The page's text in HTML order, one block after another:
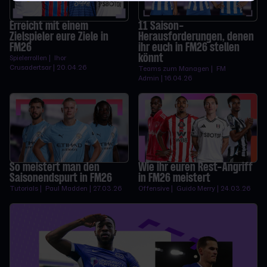
Erreicht mit einem
Zielspieler eure Ziele in
FM26
Spielerrollen | Ihor
Crusadertsar | 20.04.26
11 Saison-
Herausforderungen, denen
ihr euch in FM26 stellen
könnt
Teams zum Managen | FM
Admin | 16.04.26
So meistert man den
Saisonendspurt in FM26
Tutorials | Paul Madden | 27.03.26
Wie ihr euren Rest-Angriff
in FM26 meistert
Offensive | Guido Merry | 24.03.26